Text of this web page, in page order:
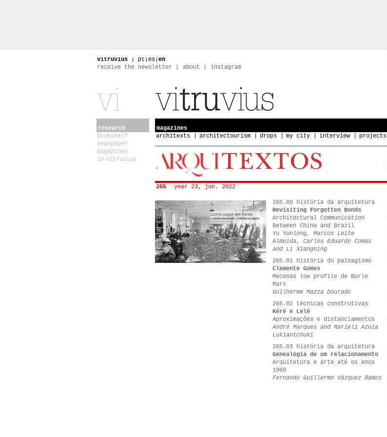
vitruvius | pt | es | en
receive the newsletter
about instagram
research
bookshelf
newspaper
magazines
in vitruvius
magazines
architexts
architectourism drops my city interview projects
265
year 23, jun. 2022
265.00 história da arquitetura
Revisiting Forgotten Bonds
Architectural Communication
Between China and Brazil
Yu Yunlong, Marcos Leite
Almeida, Carlos Eduardo Comas
and Li Xiangning
265.01 história do paisagismo
Clemente Gomes
Mecenas low profile de Burle
Marx
Guilherme Mazza Dourado
265.02 técnicas construtivas
Kéré e Lelé
Aproximações e distanciamentos
André Marques and Marieli Azoia
Lukiantchuki
265.03 história da arquitetura
Genealogia de um relacionamento
Arquitetura e arte até os anos
1960
Fernando Guillermo Vázquez Ramos